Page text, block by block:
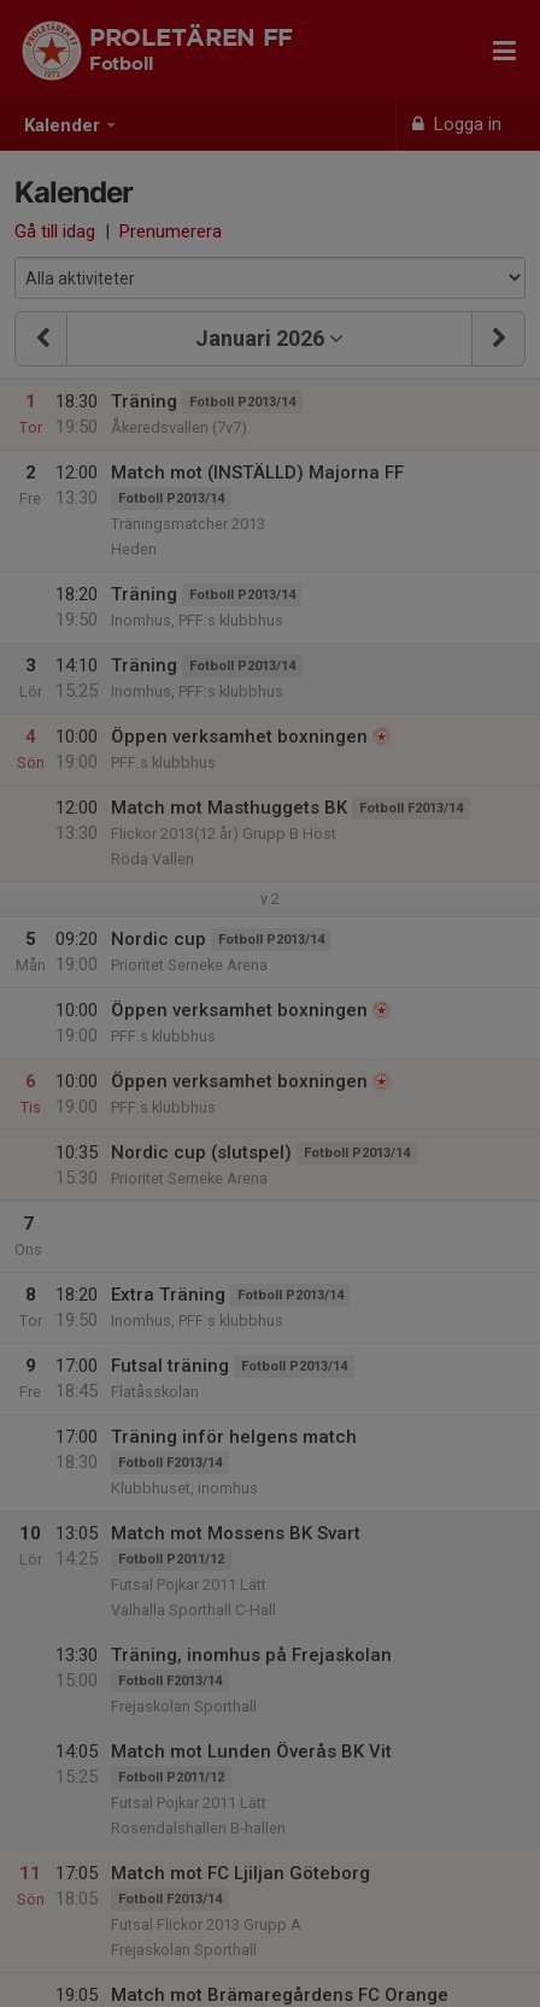
Kalender Logga in
PROLETÄREN FF
Fotboll
Kalender
Gå till idag | Prenumerera
Januari 2026
1
Tor
18:30
19:50
Träning Fotboll P2013/14
Åkeredsvallen (7v7)
2
Fre
12:00
13:30
Match mot (INSTÄLLD) Majorna FF
Fotboll P2013/14
Träningsmatcher 2013
Heden
18:20
19:50
Träning Fotboll P2013/14
Inomhus, PFF:s klubbhus
3
Lör
14:10
15:25
Träning Fotboll P2013/14
Inomhus, PFF:s klubbhus
4
Sön
10:00
19:00
Öppen verksamhet boxningen
PFF.s klubbhus
12:00
13:30
Match mot Masthuggets BK Fotboll F2013/14
Flickor 2013(12 år) Grupp B Höst
Röda Vallen
v.2
5
Mån
09:20
19:00
Nordic cup Fotboll P2013/14
Prioritet Serneke Arena
10:00
19:00
Öppen verksamhet boxningen
PFF.s klubbhus
6
Tis
10:00
19:00
Öppen verksamhet boxningen
PFF.s klubbhus
10:35
15:30
Nordic cup (slutspel) Fotboll P2013/14
Prioritet Serneke Arena
7
Ons
8
Tor
18:20
19:50
Extra Träning Fotboll P2013/14
Inomhus, PFF:s klubbhus
9
Fre
17:00
18:45
Futsal träning Fotboll P2013/14
Flatåsskolan
17:00
18:30
Träning inför helgens match
Fotboll F2013/14
Klubbhuset, inomhus
10
Lör
13:05
14:25
Match mot Mossens BK Svart
Fotboll P2011/12
Futsal Pojkar 2011 Lätt
Valhalla Sporthall C-Hall
13:30
15:00
Träning, inomhus på Frejaskolan
Fotboll F2013/14
Frejaskolan Sporthall
14:05
15:25
Match mot Lunden Överås BK Vit
Fotboll P2011/12
Futsal Pojkar 2011 Lätt
Rosendalshallen B-hallen
11
Sön
17:05
18:05
Match mot FC Ljiljan Göteborg
Fotboll F2013/14
Futsal Flickor 2013 Grupp A
Frejaskolan Sporthall
19:05
Match mot Brämaregårdens FC Orange